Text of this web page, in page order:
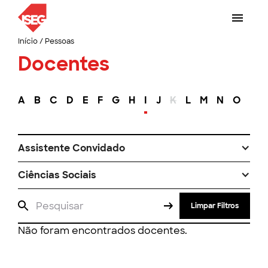
Início/ Pessoas
Docentes
A B C D E F G H I J K L M N O
Assistente Convidado
Ciências Sociais
Limpar Filtros
Não foram encontrados docentes.